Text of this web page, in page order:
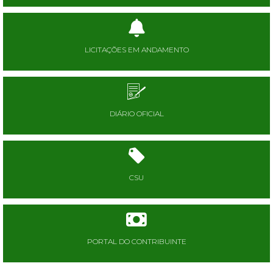
LICITAÇÕES EM ANDAMENTO
DIÁRIO OFICIAL
CSU
PORTAL DO CONTRIBUINTE